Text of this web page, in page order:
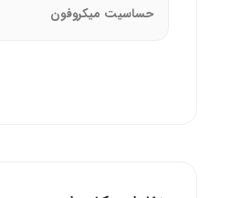
سازگار با ویندوز 7، 8، 8.1، 10، و 11 از طریق اتصال USB.
حساسیت میکروفون